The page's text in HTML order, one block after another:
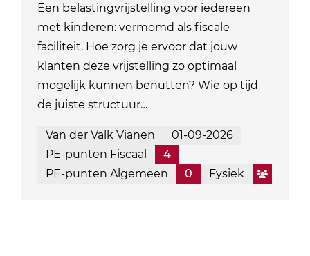
Een belastingvrijstelling voor iedereen
met kinderen: vermomd als fiscale
faciliteit. Hoe zorg je ervoor dat jouw
klanten deze vrijstelling zo optimaal
mogelijk kunnen benutten? Wie op tijd
de juiste structuur…
Van der Valk Vianen
01-09-2026
PE-punten Fiscaal
4
PE-punten Algemeen
0 Fysiek